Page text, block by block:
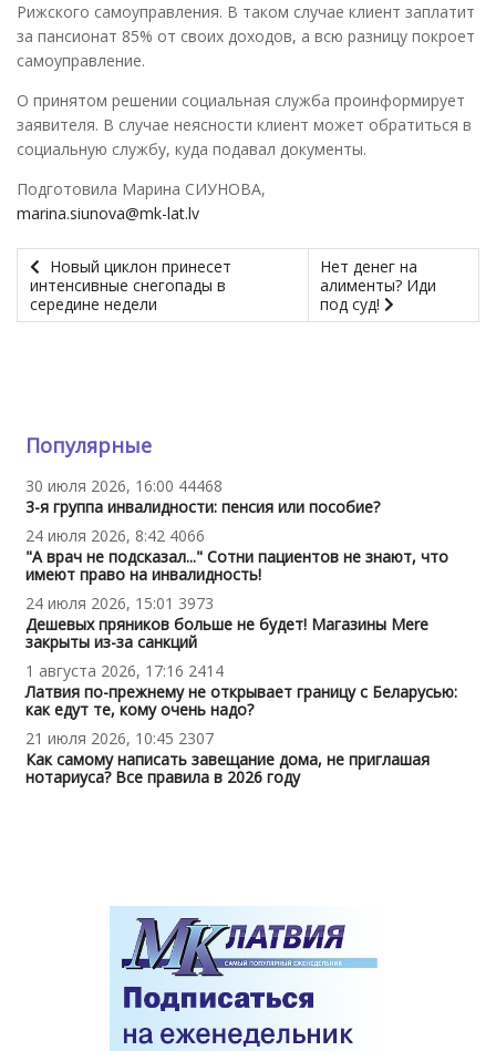
Рижского самоуправления. В таком случае клиент заплатит
за пансионат 85% от своих доходов, а всю разницу покроет
самоуправление.
О принятом решении социальная служба проинформирует
заявителя. В случае неясности клиент может обратиться в
социальную службу, куда подавал документы.
Подготовила Марина СИУНОВА,
marina.siunova@mk-lat.lv
Новый циклон принесет
интенсивные снегопады в
середине недели
Нет денег на
алименты? Иди
под суд!
Популярные
30 июля 2026, 16:00 44468
3-я группа инвалидности: пенсия или пособие?
24 июля 2026, 8:42 4066
"А врач не подсказал..." Сотни пациентов не знают, что
имеют право на инвалидность!
24 июля 2026, 15:01 3973
Дешевых пряников больше не будет! Магазины Mere
закрыты из-за санкций
1 августа 2026, 17:16 2414
Латвия по-прежнему не открывает границу с Беларусью:
как едут те, кому очень надо?
21 июля 2026, 10:45 2307
Как самому написать завещание дома, не приглашая
нотариуса? Все правила в 2026 году